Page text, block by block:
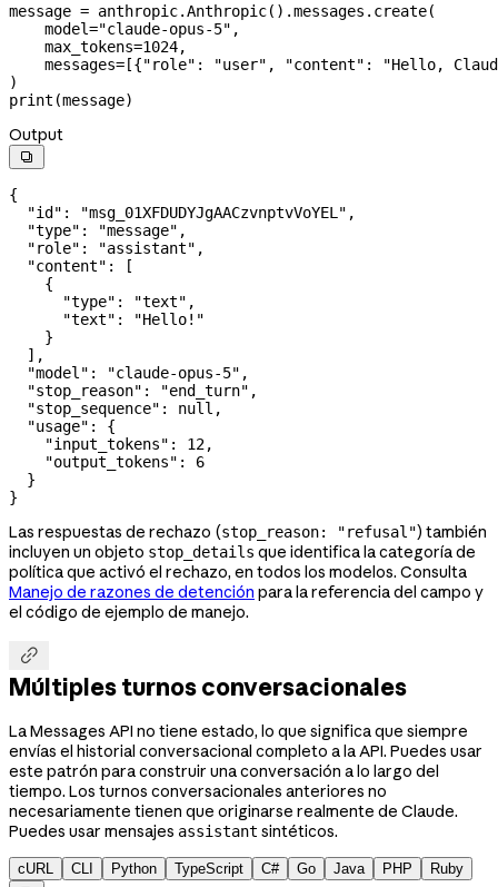
message = anthropic.Anthropic().messages.create(
    model
="claude-opus-5" ,
    max_tokens
=1024,
    messages
= [{"role" : "user" , "content" :
"Hello,
)
print (message)
Output

{
  "id"
: "msg_01XFDUDYJgAACzvnptvVoYEL" ,
  "type"
: "message" ,
  "role"
: "assistant" ,
  "content"
: [
    {
      "type"
: "text" ,
      "text"
:
"Hello!"
    }
  ],
  "model"
: "claude-opus-5" ,
  "stop_reason"
: "end_turn" ,
  "stop_sequence"
: null ,
  "usage"
: {
    "input_tokens"
: 12,
    "output_tokens"
: 6
  }
}
Las respuestas de rechazo (stop_reason: "refusal") también
incluyen un objeto stop_details que identifica la categoría de
política que activó el rechazo, en todos los modelos. Consulta
Manejo de razones de detención para la referencia del campo y
el código de ejemplo de manejo.

Múltiples turnos conversacionales
La Messages API no tiene estado, lo que significa que siempre
envías el historial conversacional completo a la API. Puedes usar
este patrón para construir una conversación a lo largo del
tiempo. Los turnos conversacionales anteriores no
necesariamente tienen que originarse realmente de Claude.
Puedes usar mensajes assistant sintéticos.
cURL CLI Python TypeScript C# Go Java PHP Ruby